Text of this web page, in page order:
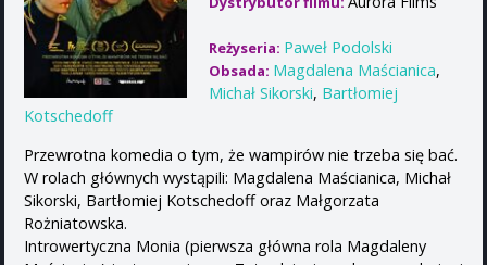
Reżyseria: Paweł Podolski
Obsada: Magdalena Maścianica,
Michał Sikorski, Bartłomiej
Kotschedoff
Przewrotna komedia o tym, że wampirów nie trzeba się bać.
W rolach głównych wystąpili: Magdalena Maścianica, Michał
Sikorski, Bartłomiej Kotschedoff oraz Małgorzata
Rożniatowska.
Introwertyczna Monia (pierwsza główna rola Magdaleny